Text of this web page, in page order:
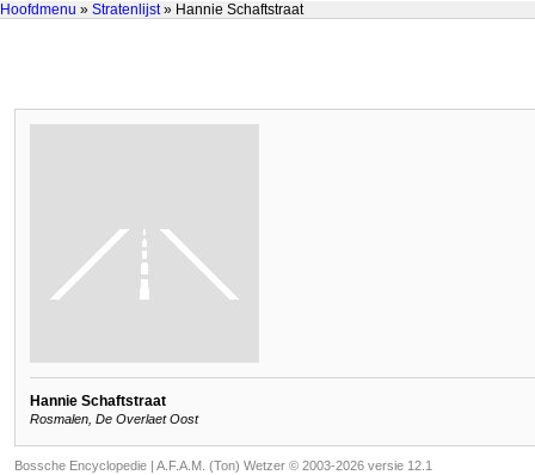
Hoofdmenu » Stratenlijst» Hannie Schaftstraat
Hannie Schaftstraat
Rosmalen, De Overlaet Oost
Bossche Encyclopedie | A.F.A.M. (Ton) Wetzer © 2003-2026 versie 12.1